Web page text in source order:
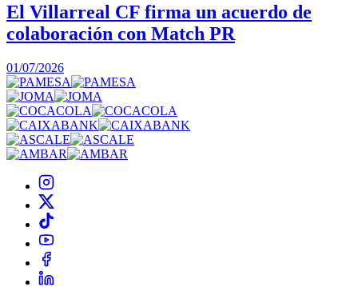
El Villarreal CF firma un acuerdo de
colaboración con Match PR
01/07/2026